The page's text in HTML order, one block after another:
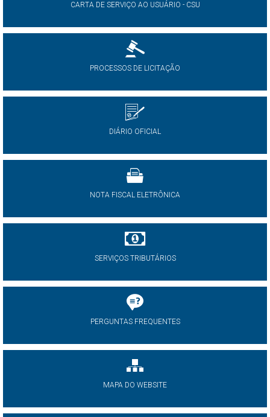
CARTA DE SERVIÇO AO USUÁRIO - CSU
PROCESSOS DE LICITAÇÃO
DIÁRIO OFICIAL
NOTA FISCAL ELETRÔNICA
SERVIÇOS TRIBUTÁRIOS
PERGUNTAS FREQUENTES
MAPA DO WEBSITE